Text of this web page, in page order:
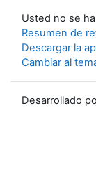
Usted no se
Resumen de
Descargar la
Cambiar al
Desarrollado